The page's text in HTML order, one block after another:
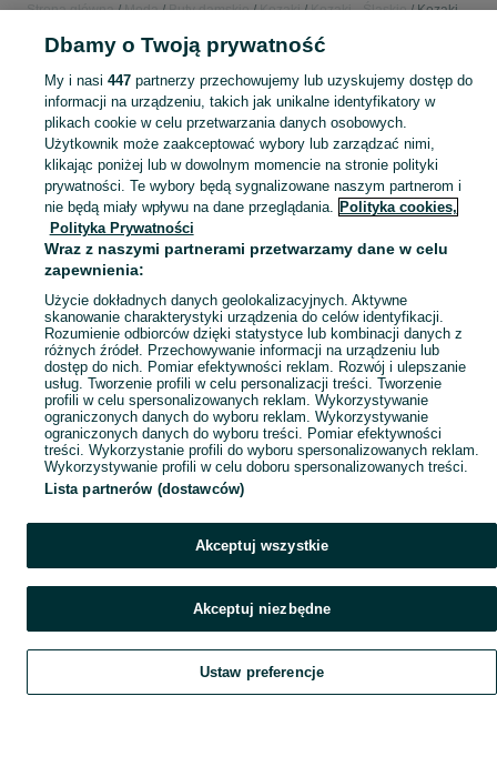
Strona główna Moda Buty damskie Kozaki Kozaki - Śląskie
Kozaki -
KATEGORIA
Szeroki wybór kozaków damskich Dąbrowa Górnicza ▶️ skórzane, zamszowe, na obcasie i zimowe ✅ Nowe i używane w atrakcyjnych cenach ✌ Znajdź oferty na OLX.pl! Zobacz
Mapa kategorii
Mapa miejscowości
Szukaj Obserwujesz Dodaj Czat Konto
Dbamy o Twoją prywatność
My i nasi 447partnerzy przechowujemy lub uzyskujemy dostęp do
informacji na urządzeniu, takich jak unikalne identyfikatory w
plikach cookie w celu przetwarzania danych osobowych.
Użytkownik może zaakceptować wybory lub zarządzać nimi,
klikając poniżej lub w dowolnym momencie na stronie polityki
prywatności. Te wybory będą sygnalizowane naszym partnerom i
nie będą miały wpływu na dane przeglądania. Polityka cookies,
Polityka Prywatności
Wraz z naszymi partnerami przetwarzamy dane w celu
zapewnienia:
Użycie dokładnych danych geolokalizacyjnych. Aktywne
skanowanie charakterystyki urządzenia do celów identyfikacji.
Rozumienie odbiorców dzięki statystyce lub kombinacji danych z
różnych źródeł. Przechowywanie informacji na urządzeniu lub
dostęp do nich. Pomiar efektywności reklam. Rozwój i ulepszanie
usług. Tworzenie profili w celu personalizacji treści. Tworzenie
profili w celu spersonalizowanych reklam. Wykorzystywanie
ograniczonych danych do wyboru reklam. Wykorzystywanie
ograniczonych danych do wyboru treści. Pomiar efektywności
treści. Wykorzystanie profili do wyboru spersonalizowanych reklam.
Wykorzystywanie profili w celu doboru spersonalizowanych treści.
Lista partnerów (dostawców)
Akceptuj wszystkie
Akceptuj niezbędne
Ustaw preferencje